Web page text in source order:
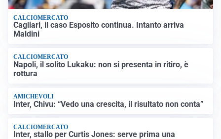
CALCIOMERCATO
Cagliari, il caso Esposito continua. Intanto arriva
Maldini
CALCIOMERCATO
Napoli, il solito Lukaku: non si presenta in ritiro, è
rottura
AMICHEVOLI
Inter, Chivu: “Vedo una crescita, il risultato non conta”
CALCIOMERCATO
Inter, stallo per Curtis Jones: serve prima una